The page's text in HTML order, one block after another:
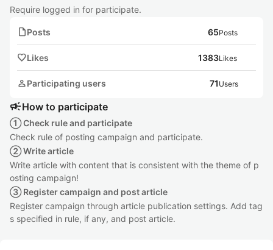
Require logged in for participate.
notePosts 65Posts
favoriteLikes 1383Likes
personParticipating users 71 Users
campaignHow to participate
① Check rule and participate
Check rule of posting campaign and participate.
② Write article
Write article with content that is consistent with the theme of p
osting campaign!
③ Register campaign and post article
Register campaign through article publication settings. Add tag
s specified in rule, if any, and post article.